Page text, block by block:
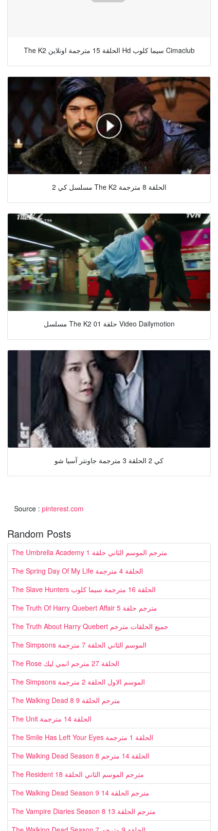
The K2 الحلقة 15 مترجمة اونلاين Hd سيما كلوب Cimaclub
مسلسل كي 2 The K2 الحلقة 8 مترجمة
مسلسل The K2 حلقة 01 Video Dailymotion
كي 2 الحلقة 3 مترجمة جاونتر آسيا شو
Source : pinterest.com
Random Posts
The Umbrella Academy مترجم الموسم الثاني حلقة 1
The Spring Day Of My Life الحلقة 4 مترجمة
The Slave Hunters الحلقة 16 مترجمة سيما كلوب
The Truth Of Harry Quebert Affair مترجم حلقة 5
The Truth About Harry Quebert جميع الحلقات مترجم
The Simpsons الموسم الثاني الحلقة 7 مترجمة
The Rose الحلقة 27 مترجم انمي ليك
The Simpsons الموسم الاول الحلقة 2 مترجمة
The Walking Dead 8 مترجم الحلقة 9
The Unit الحلقة 14 مترجمة
The Smile Has Left Your Eyes الحلقة 1 مترجمة
The Walking Dead Season 8 الحلقة 14 مترجم
The Resident مترجم الموسم الثاني الحلقة 18
The Walking Dead Season 9 مترجم الحلقة 14
The Vampire Diaries Season 8 مترجم الحلقة 13